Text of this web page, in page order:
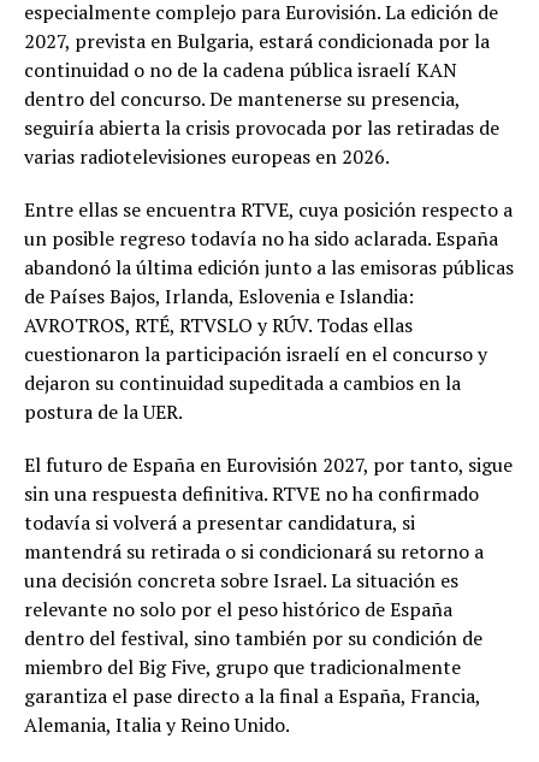
especialmente complejo para Eurovisión. La edición de
2027, prevista en Bulgaria, estará condicionada por la
continuidad o no de la cadena pública israelí KAN
dentro del concurso. De mantenerse su presencia,
seguiría abierta la crisis provocada por las retiradas de
varias radiotelevisiones europeas en 2026.
Entre ellas se encuentra RTVE, cuya posición respecto a
un posible regreso todavía no ha sido aclarada. España
abandonó la última edición junto a las emisoras públicas
de Países Bajos, Irlanda, Eslovenia e Islandia:
AVROTROS, RTÉ, RTVSLO y RÚV. Todas ellas
cuestionaron la participación israelí en el concurso y
dejaron su continuidad supeditada a cambios en la
postura de la UER.
El futuro de España en Eurovisión 2027, por tanto, sigue
sin una respuesta definitiva. RTVE no ha confirmado
todavía si volverá a presentar candidatura, si
mantendrá su retirada o si condicionará su retorno a
una decisión concreta sobre Israel. La situación es
relevante no solo por el peso histórico de España
dentro del festival, sino también por su condición de
miembro del Big Five, grupo que tradicionalmente
garantiza el pase directo a la final a España, Francia,
Alemania, Italia y Reino Unido.